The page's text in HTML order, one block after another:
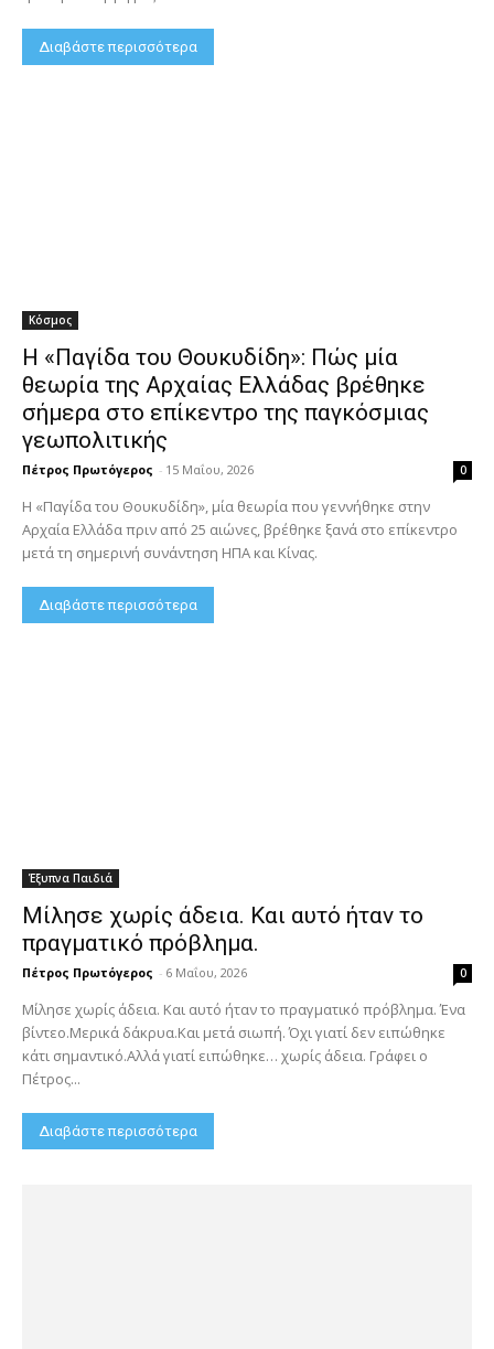
Διαβάστε περισσότερα
Κόσμος
Η «Παγίδα του Θουκυδίδη»: Πώς μία
θεωρία της Αρχαίας Ελλάδας βρέθηκε
σήμερα στο επίκεντρο της παγκόσμιας
γεωπολιτικής
Πέτρος Πρωτόγερος - 15 Μαΐου, 2026 0
Η «Παγίδα του Θουκυδίδη», μία θεωρία που γεννήθηκε στην
Αρχαία Ελλάδα πριν από 25 αιώνες, βρέθηκε ξανά στο επίκεντρο
μετά τη σημερινή συνάντηση ΗΠΑ και Κίνας.
Διαβάστε περισσότερα
Έξυπνα Παιδιά
Μίλησε χωρίς άδεια. Και αυτό ήταν το
πραγματικό πρόβλημα.
Πέτρος Πρωτόγερος - 6 Μαΐου, 2026 0
Μίλησε χωρίς άδεια. Και αυτό ήταν το πραγματικό πρόβλημα. Ένα
βίντεο.Μερικά δάκρυα.Και μετά σιωπή. Όχι γιατί δεν ειπώθηκε
κάτι σημαντικό.Αλλά γιατί ειπώθηκε… χωρίς άδεια. Γράφει ο
Πέτρος...
Διαβάστε περισσότερα